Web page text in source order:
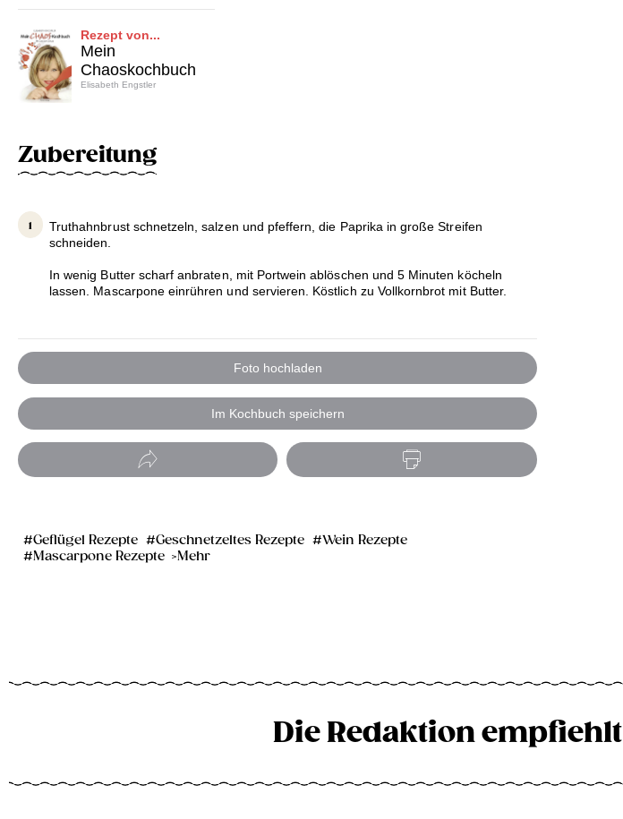
Rezept von...
Mein
Chaoskochbuch
Elisabeth Engstler
Zubereitung
Truthahnbrust schnetzeln, salzen und pfeffern, die Paprika in große Streifen
schneiden.
In wenig Butter scharf anbraten, mit Portwein ablöschen und 5 Minuten köcheln
lassen. Mascarpone einrühren und servieren. Köstlich zu Vollkornbrot mit Butter.
Foto hochladen
Im Kochbuch speichern
Geflügel Rezepte Geschnetzeltes Rezepte
Wein Rezepte
Mascarpone Rezepte
Mehr
Die Redaktion empfiehlt